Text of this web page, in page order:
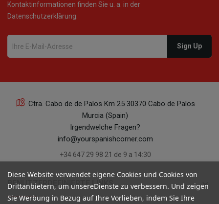
Kontaktinformationen finden Sie u. a. in der
Datenschutzerklärung.
Ctra. Cabo de de Palos Km 25 30370 Cabo de Palos
Murcia (Spain)
Irgendwelche Fragen?
info@yourspanishcorner.com
+34 647 29 98 21 de 9 a 14:30
BENUTZERDEFINIERTE LINKS keyboard_arrow_down
Diese Website verwendet eigene Cookies und Cookies von
Drittanbietern, um unsereDienste zu verbessern. Und zeigen
Sie Werbung in Bezug auf Ihre Vorlieben, indem Sie Ihre